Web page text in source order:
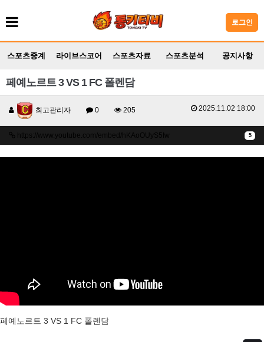
로그인
스포츠중계 라이브스코어 스포츠자료 스포츠분석 공지사항
페예노르트 3 VS 1 FC 폴렌담
최고관리자 0 205 2025.11.02 18:00
5
https://www.youtube.com/embed/hKAoOUyS5Iw
페예노르트 3 VS 1 FC 폴렌담